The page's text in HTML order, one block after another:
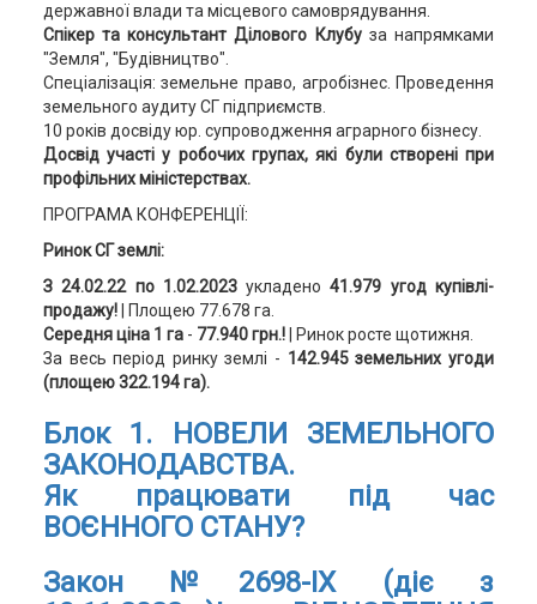
державної влади та місцевого самоврядування.
Спікер та консультант Ділового Клубуза напрямками
"Земля", "Будівництво".
Спеціалізація: земельне право, агробізнес. Проведення
земельного аудиту СГ підприємств.
10 років досвіду юр. супроводження аграрного бізнесу.
Досвід участі у робочих групах, які були створені при
профільних міністерствах.
ПРОГРАМА КОНФЕРЕНЦІЇ:
Ринок СГ землі:
З 24.02.22 по 1.02.2023укладено41.979 угод купівлі-
продажу!| Площею 77.678 га.
Середня ціна 1 га- 77.940 грн.!
| Ринок росте щотижня.
За весь період ринку землі - 142.945 земельних угоди
(площею 322.194 га).
Блок 1.
НОВЕЛИ ЗЕМЕЛЬНОГО
ЗАКОНОДАВСТВА.
Як працювати під час
ВОЄННОГО СТАНУ?
Закон №2698-ІХ (діє з